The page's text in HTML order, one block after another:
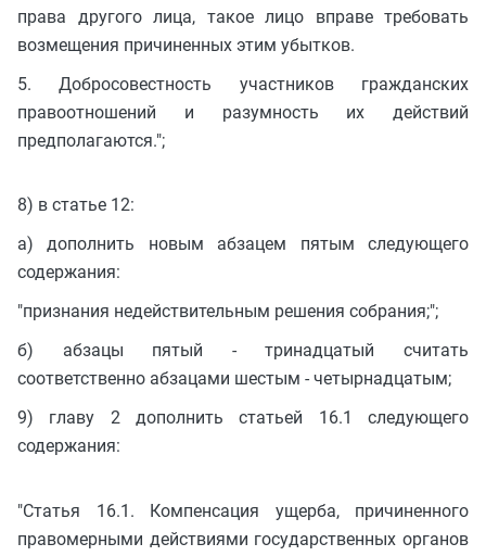
права другого лица, такое лицо вправе требовать
возмещения причиненных этим убытков.
5. Добросовестность участников гражданских
правоотношений и разумность их действий
предполагаются.";
8) в статье 12:
а) дополнить новым абзацем пятым следующего
содержания:
"признания недействительным решения собрания;";
б) абзацы пятый - тринадцатый считать
соответственно абзацами шестым - четырнадцатым;
9) главу 2 дополнить статьей 16.1 следующего
содержания:
"Статья 16.1. Компенсация ущерба, причиненного
правомерными действиями государственных органов